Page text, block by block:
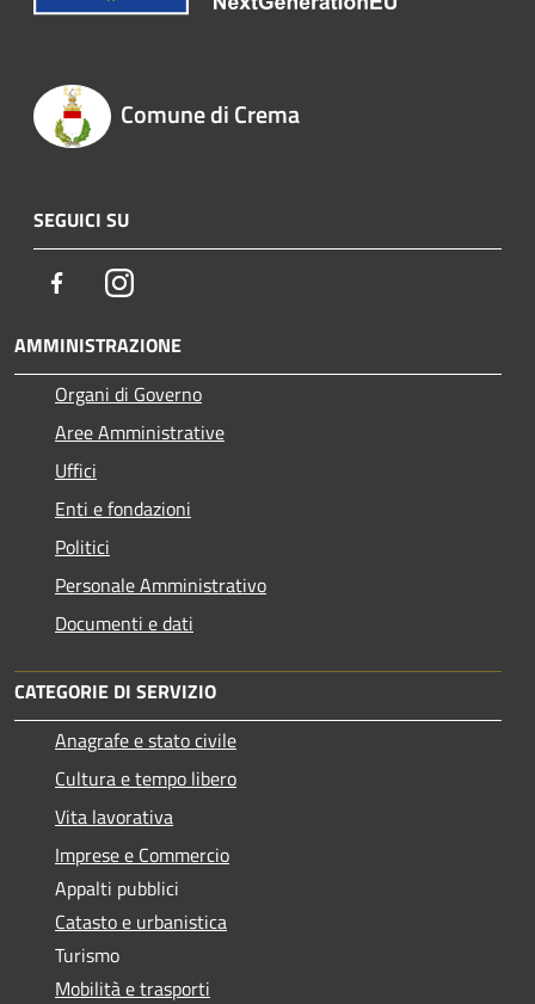
Comune di Crema
SEGUICI SU
FacebookInstagram
AMMINISTRAZIONE
Organi di Governo
Aree Amministrative
Uffici
Enti e fondazioni
Politici
Personale Amministrativo
Documenti e dati
CATEGORIE DI SERVIZIO
Anagrafe e stato civile
Cultura e tempo libero
Vita lavorativa
Imprese e Commercio
Appalti pubblici
Catasto e urbanistica
Turismo
Mobilità e trasporti